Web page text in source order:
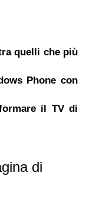
quelli che più
Phone con
il TV di
di